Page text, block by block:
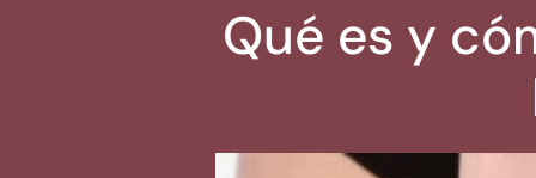
Qué es y